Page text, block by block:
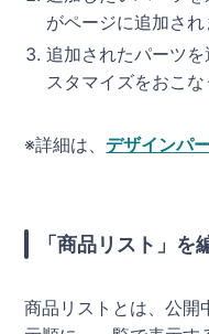
がページに追加され
追加されたパーツ
スタマイズをおこな
※詳細は、デザインパ
「商品リスト」を
商品リストとは、公開